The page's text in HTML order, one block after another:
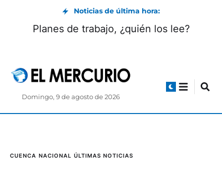
Noticias de última hora:
Planes de trabajo, ¿quién los lee?
Domingo, 9 de agosto de 2026
CUENCA NACIONAL ÚLTIMAS NOTICIAS